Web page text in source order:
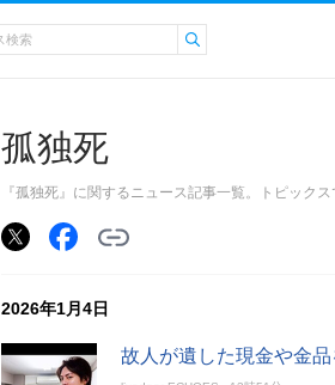
孤独死
『孤独死』に関するニュース記事一覧。トピック
2026年1月4日
故人が遺した現金や金